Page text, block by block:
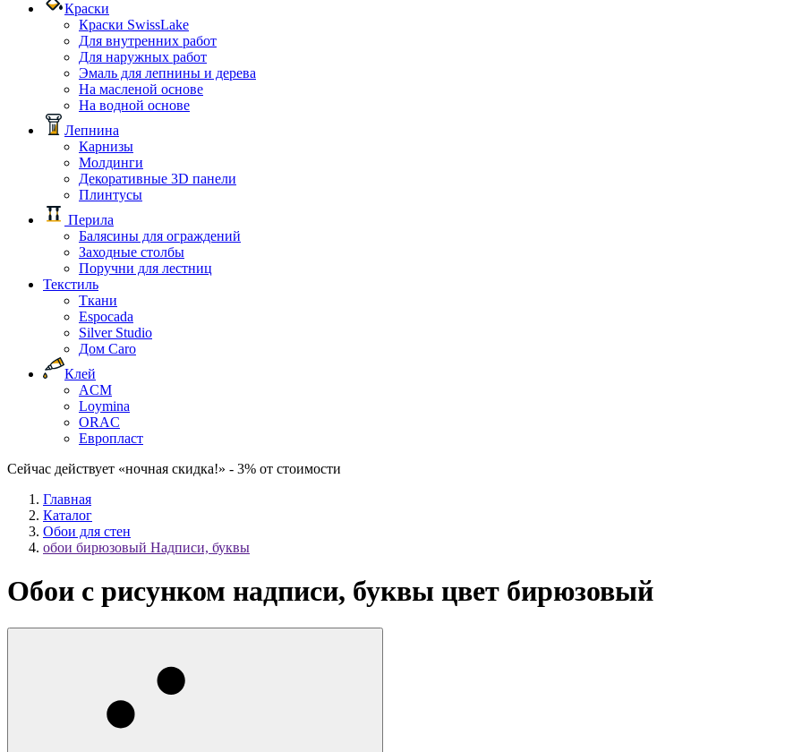
Краски
Краски SwissLake
Для внутренних работ
Для наружных работ
Эмаль для лепнины и дерева
На масленой основе
На водной основе
Лепнина
Карнизы
Молдинги
Декоративные 3D панели
Плинтусы
Перила
Балясины для ограждений
Заходные столбы
Поручни для лестниц
Текстиль
Ткани
Espocada
Silver Studio
Дом Caro
Клей
ACM
Loymina
ORAC
Европласт
Сейчас действует «ночная скидка!» - 3% от стоимости
Главная
Каталог
Обои для стен
обои бирюзовый Надписи, буквы
Обои с рисунком надписи, буквы цвет бирюзовый